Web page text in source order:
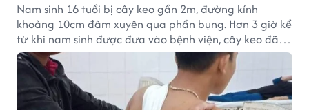
Nam sinh 16 tuổi bị cây keo gần 2m, đường kính
khoảng 10cm đâm xuyên qua phần bụng. Hơn 3 giờ kể
từ khi nam sinh được đưa vào bệnh viện, cây keo đã
được lấy ra ngoài.